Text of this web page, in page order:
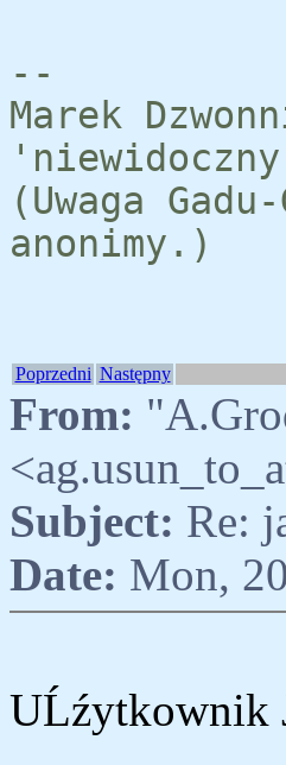
--
Marek
(Uwaga
anonimy.)
Poprzedni Następny
From:
Subject: Re:
Date: Mon,
UĹźytkownik